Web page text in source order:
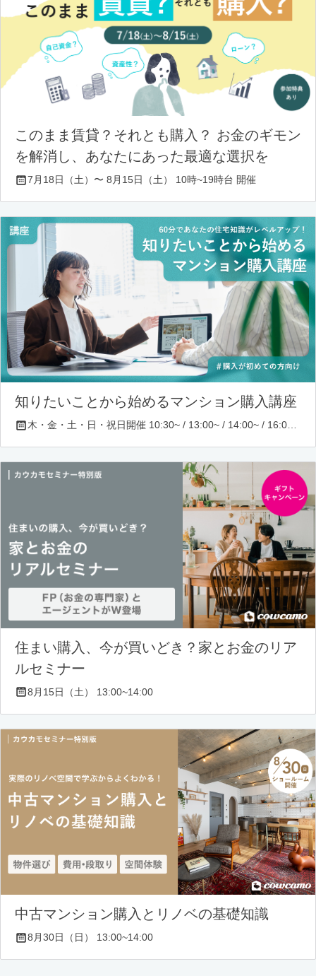
このまま賃貸？それとも購入？ お金のギモン
を解消し、あなたにあった最適な選択を
7月18日（土）〜 8月15日（土） 10時~19時台 開催
知りたいことから始めるマンション購入講座
木・金・土・日・祝日開催 10:30~ / 13:00~ / 14:00~ / 16:00~ / 17:00~/ 18:30~/ 19:30~
住まい購入、今が買いどき？家とお金のリア
ルセミナー
8月15日（土） 13:00~14:00
中古マンション購入とリノベの基礎知識
8月30日（日） 13:00~14:00